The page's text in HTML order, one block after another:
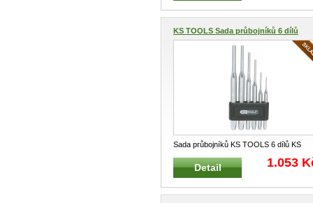
KS TOOLS Sada průbojníků 6 dílů
Sada průbojníků KS TOOLS 6 dílů KS
TOOLS 156.0150 Klasická sda PR ...
Detail 1.053